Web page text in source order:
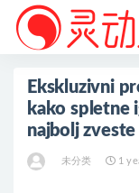
Ekskluzivni
kako spletne
najbolj
未分类 1
全部